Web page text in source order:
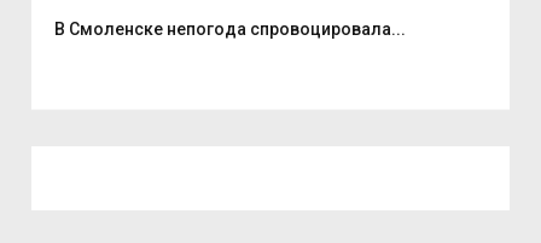
В Смоленске непогода спровоцировала...